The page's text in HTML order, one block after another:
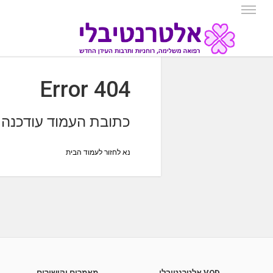
404 Error
כתובת העמוד עודכנה
נא לחזור לעמוד הבית